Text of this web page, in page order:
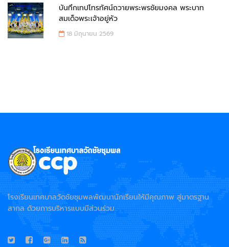
บันทึกเทปโทรทัศน์ถวายพระพรชัยมงคล พระบาท
สมเด็จพระเจ้าอยู่หัว
18 มิถุนายน 2569
โรงเรียนเทศบาลวัดชัยชุมพลพัฒนานักเรียนให้มีคุณภาพ สู่มาตรฐาน
สากล ด้วยการบริหารแบบมีส่วนร่วม..